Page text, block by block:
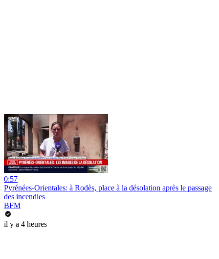
0:57
Pyrénées-Orientales: à Rodès, place à la désolation après le passage
des incendies
BFM
il y a 4 heures